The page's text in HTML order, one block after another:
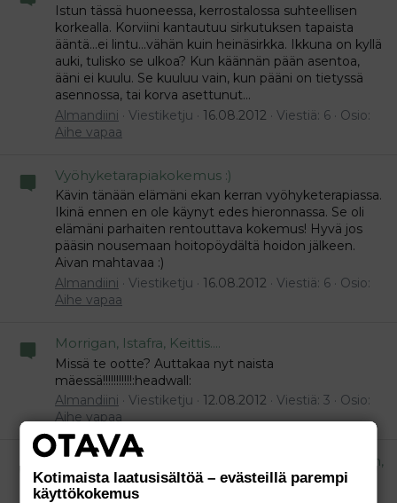
Istun tässä huoneessa, kerrostalossa suhteellisen
korkealla. Korviini kantautuu sirkutuksen tapaista
ääntä...ei lintu...vähän kuin heinäsirkka. Ikkuna on kyllä
auki, tulisko se ulkoa? Kun käännän pään asentoa,
ääni ei kuulu. Se kuuluu vain, kun pääni on tietyssä
asennossa, tai korva asettunut...
Almandiini
Viestiketju 16.08.2012 Viestiä: 6
Osio:
Aihe vapaa
Vyöhyketarapiakokemus :)
Kävin tänään elämäni ekan kerran vyöhyketerapiassa.
Ikinä ennen en ole käynyt edes hieronnassa. Se oli
elämäni parhaiten rentouttava kokemus! Hyvä jos
pääsin nousemaan hoitopöydältä hoidon jälkeen.
Aivan mahtavaa :)
Almandiini
Viestiketju 16.08.2012 Viestiä: 6
Osio:
Aihe vapaa
Morrigan, Istafra, Keittis....
Missä te ootte? Auttakaa nyt naista
mäessä!!!!!!!!!!!:headwall:
Almandiini
Viestiketju 12.08.2012 Viestiä: 3
Osio:
Aihe vapaa
Valivali (turhis) Riidelläänkö teidän naapurissa niin,
että perkeleet, saatanat ja ole sinä hiljaa
kuuluvat teillekin?
Kotimaista laatusisältöä – evästeillä parempi
käyttökokemus